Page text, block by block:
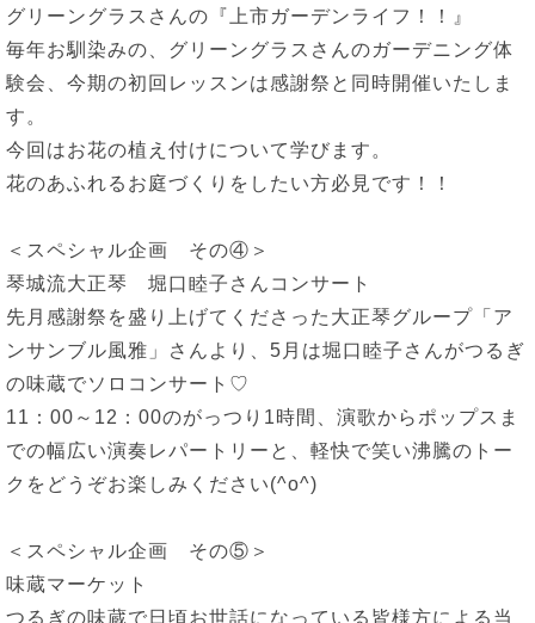
グリーングラスさんの『上市ガーデンライフ！！』
毎年お馴染みの、グリーングラスさんのガーデニング体
験会、今期の初回レッスンは感謝祭と同時開催いたしま
す。
今回はお花の植え付けについて学びます。
花のあふれるお庭づくりをしたい方必見です！！
＜スペシャル企画 その④＞
琴城流大正琴 堀口睦子さんコンサート
先月感謝祭を盛り上げてくださった大正琴グループ「ア
ンサンブル風雅」さんより、5月は堀口睦子さんがつるぎ
の味蔵でソロコンサート♡
11：00～12：00のがっつり1時間、演歌からポップスま
での幅広い演奏レパートリーと、軽快で笑い沸騰のトー
クをどうぞお楽しみください(^o^)
＜スペシャル企画 その⑤＞
味蔵マーケット
つるぎの味蔵で日頃お世話になっている皆様方による当